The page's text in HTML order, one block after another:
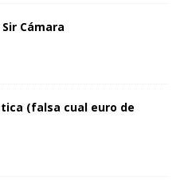
Cámara
(falsa cual euro de